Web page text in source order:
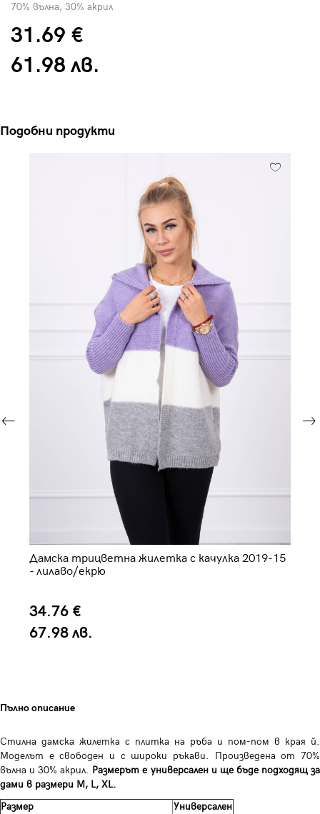
70% вълна, 30% акрил
31.69 €
61.98 лв.
Подобни продукти
Дамска трицветна жилетка с качулка 2019-15
- лилаво/екрю
34.76 €
67.98 лв.
Пълно описание
Стилна дамска жилетка с плитка на ръба и пом-пом в края й.
Моделът е свободен и с широки ръкави. Произведена от 70%
вълна и 30% акрил. Размерът е универсален и ще бъде подходящ за
дами в размери M, L, XL.
Размер
Универсален